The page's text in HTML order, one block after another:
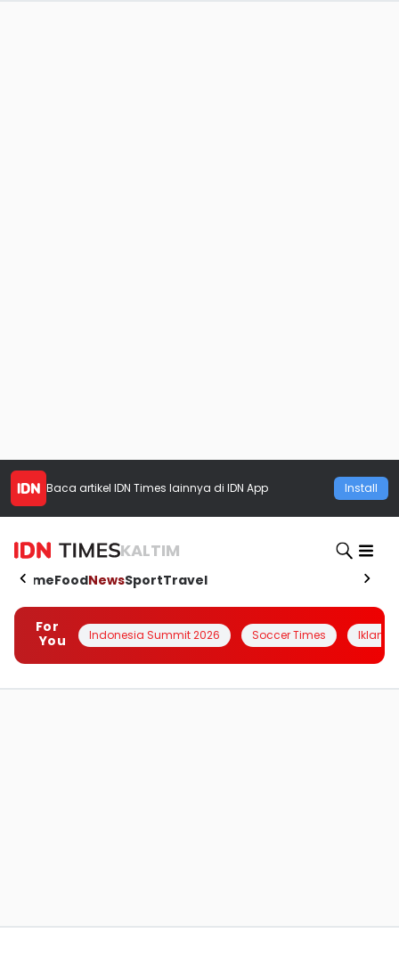
Baca artikel IDN Times lainnya di IDN App Install
KALTIM
HomeFoodNewsSportTravel
For
You
Indonesia Summit 2026 Soccer Times Iklanin